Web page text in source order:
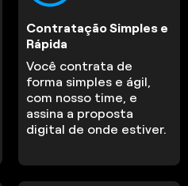
Contratação Simples e
Rápida
Você contrata de
forma simples e ágil,
com nosso time, e
assina a proposta
digital de onde estiver.